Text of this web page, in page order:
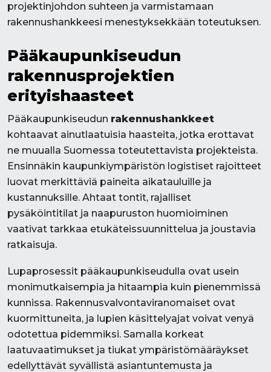
projektinjohdon suhteen ja varmistamaan
rakennushankkeesi menestyksekkään toteutuksen.
Pääkaupunkiseudun
rakennusprojektien
erityishaasteet
Pääkaupunkiseudun rakennushankkeet
kohtaavat ainutlaatuisia haasteita, jotka erottavat
ne muualla Suomessa toteutettavista projekteista.
Ensinnäkin kaupunkiympäristön logistiset rajoitteet
luovat merkittäviä paineita aikatauluille ja
kustannuksille. Ahtaat tontit, rajalliset
pysäköintitilat ja naapuruston huomioiminen
vaativat tarkkaa etukäteissuunnittelua ja joustavia
ratkaisuja.
Lupaprosessit pääkaupunkiseudulla ovat usein
monimutkaisempia ja hitaampia kuin pienemmissä
kunnissa. Rakennusvalvontaviranomaiset ovat
kuormittuneita, ja lupien käsittelyajat voivat venyä
odotettua pidemmiksi. Samalla korkeat
laatuvaatimukset ja tiukat ympäristömääräykset
edellyttävät syvällistä asiantuntemusta ja